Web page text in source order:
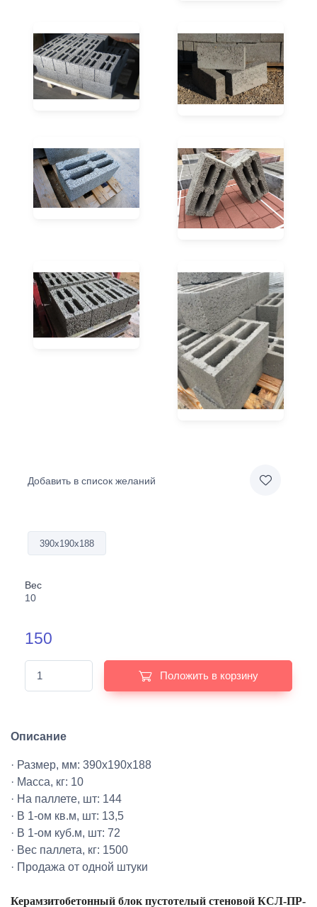
Добавить в список желаний
390х190х188
Вес
10
150
Положить в корзину
Описание
· Размер, мм: 390х190х188
· Масса, кг: 10
· На паллете, шт: 144
· В 1-ом кв.м, шт: 13,5
· В 1-ом куб.м, шт: 72
· Вес паллета, кг: 1500
· Продажа от одной штуки
Керамзитобетонный блок пустотелый стеновой КСЛ-ПР-